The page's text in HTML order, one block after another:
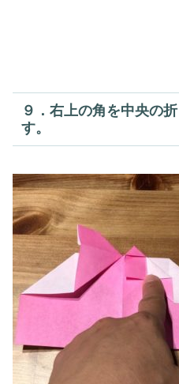
９．右上の角を中央の
す。